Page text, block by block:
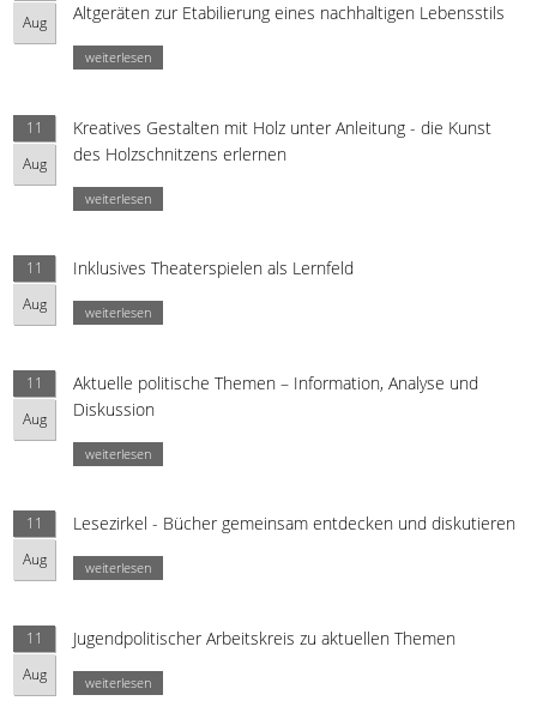
Aug
Altgeräten zur Etabilierung eines nachhaltigen Lebensstils
weiterlesen
11
Aug
Kreatives Gestalten mit Holz unter Anleitung - die Kunst
des Holzschnitzens erlernen
weiterlesen
11
Aug
Inklusives Theaterspielen als Lernfeld
weiterlesen
11
Aug
Aktuelle politische Themen – Information, Analyse und
Diskussion
weiterlesen
11
Aug
Lesezirkel - Bücher gemeinsam entdecken und diskutieren
weiterlesen
11
Aug
Jugendpolitischer Arbeitskreis zu aktuellen Themen
weiterlesen